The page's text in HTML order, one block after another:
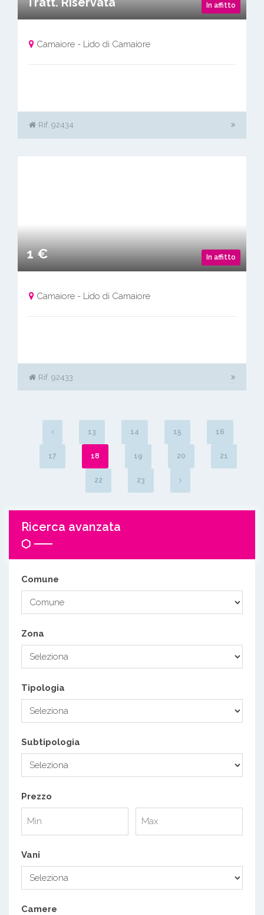
In affitto
Camaiore - Lido di Camaiore
Rif. 92434
In affitto
1 €
Camaiore - Lido di Camaiore
Rif. 92433
13 14 15 16
17 18 19 20 21
22 23
Ricerca avanzata
Comune
Zona
Tipologia
Subtipologia
Prezzo
Vani
Camere